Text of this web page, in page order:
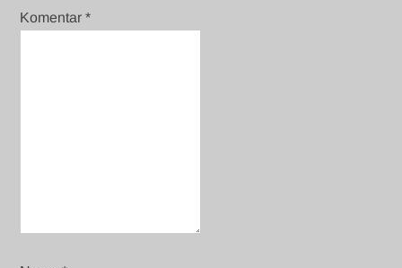
Komentar*